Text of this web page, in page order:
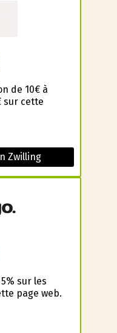
de 10€ à
sur cette
Zwilling
sur les
page web.